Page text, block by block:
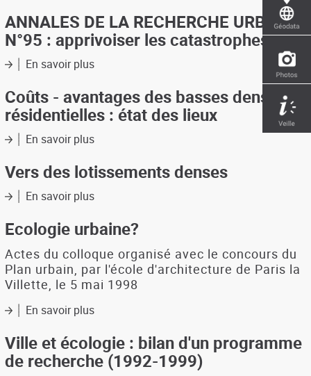
urbaine
:
pour
meilleure
en
compte
l'environnement
les
d'aménagement
ANNALES DE LA RECHERCHE URBAINE
N°95 : apprivoiser les catastrophes
En savoir plussur
DE
LA
RECHERCHE
N°95
apprivoiser
catastrophes
Coûts - avantages des basses densités
résidentielles : état des lieux
En savoir plussur
-
avantages
des
densités
résidentielles
:
état
des
lieux
Vers des lotissements denses
En savoir plussur
des
lotissements
denses
Ecologie urbaine?
Actes du colloque organisé avec le concours du
Plan urbain, par l'école d'architecture de Paris la
Villette, le 5 mai 1998
En savoir plussur
urbaine?
Ville et écologie : bilan d'un programme
de recherche (1992-1999)